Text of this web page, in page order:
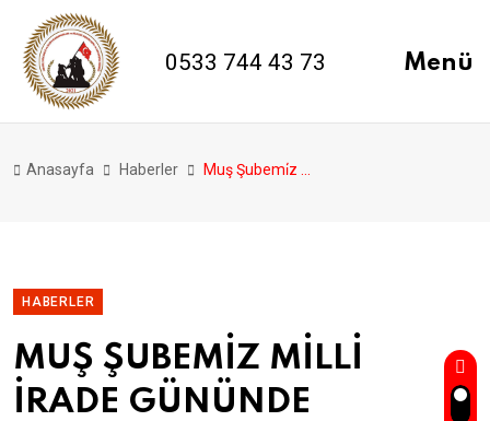
0533 744 43 73 Menü
Anasayfa Haberler
HABERLER
MUŞ ŞUBEMİZ MİLLİ
İRADE GÜNÜNDE